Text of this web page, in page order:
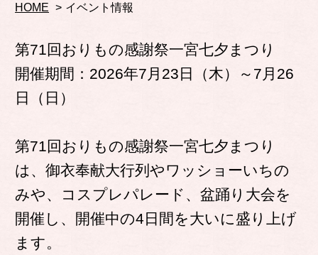
HOME > イベント情報
第71回おりもの感謝祭一宮七夕まつり
開催期間：2026年7月23日（木）～7月26
日（日）
第71回おりもの感謝祭一宮七夕まつり
は、御衣奉献大行列やワッショーいちの
みや、コスプレパレード、盆踊り大会を
開催し、開催中の4日間を大いに盛り上げ
ます。